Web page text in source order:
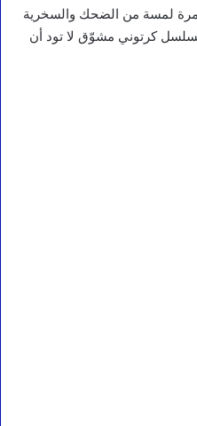
لمسة من الضحك والسخرية
كرتوني مشوّق لا تود أن